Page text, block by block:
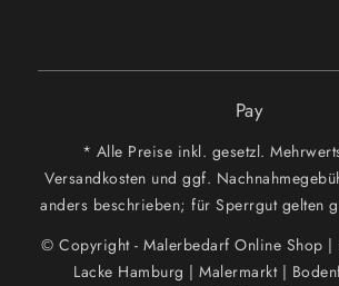
Pay
* Alle Preise inkl. gesetzl.
Versandkosten und ggf.
anders beschrieben; für Sperrgut gelten
© Copyright - Malerbedarf Online Shop |
Lacke Hamburg | Malermarkt |